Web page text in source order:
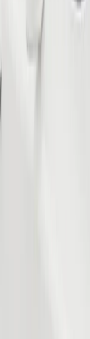
minutos
favorita